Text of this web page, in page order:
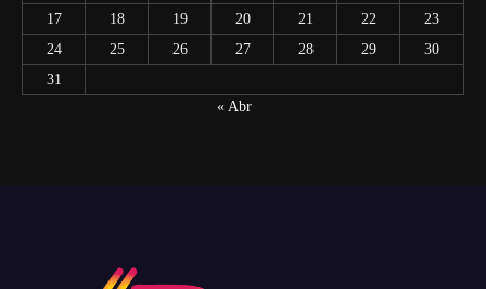
17
18 19 20 21 22
23
24
25 26 27 28 29
30
31
« Abr